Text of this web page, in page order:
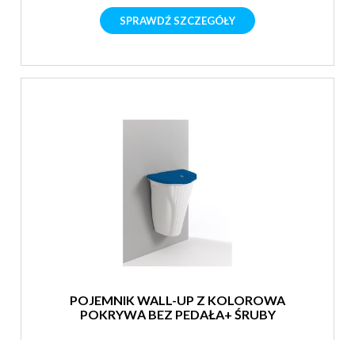
SPRAWDŹ SZCZEGÓŁY
POJEMNIK WALL-UP Z KOLOROWA
POKRYWĄ BEZ PEDAŁA+ ŚRUBY